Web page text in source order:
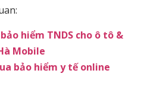
hiểm TNDS cho ô tô &
Mobile
bảo hiểm y tế online